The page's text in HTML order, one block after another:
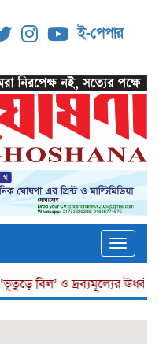
ই-পেপার
ও দ্রব্যমূল্যের ঊর্ধ্বগতির